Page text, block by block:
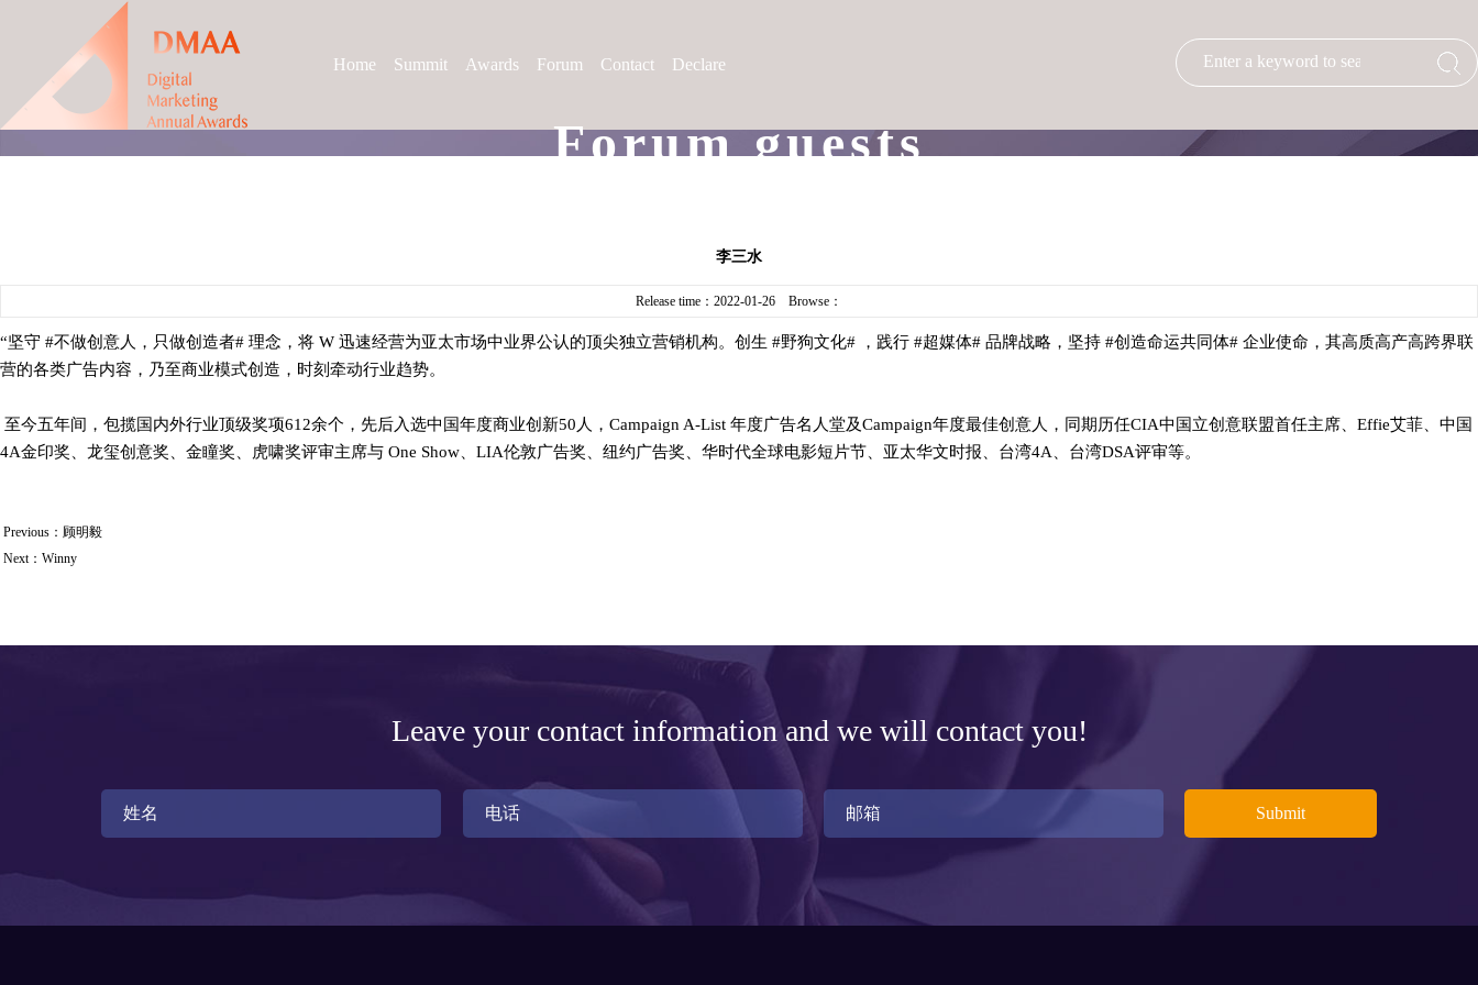
Home Summit Awards Forum Contact Declare
Forum guests
李三水
Release time：2022-01-26 Browse：
“坚守 #不做创意人，只做创造者# 理念，将 W 迅速经营为亚太市场中业界公认的顶尖独立营销机构。创生 #野狗文化# ，践行 #超媒体# 品牌战略，坚持 #创造命运共同体# 企业使命，其高质高产高跨界联
营的各类广告内容，乃至商业模式创造，时刻牵动行业趋势。
至今五年间，包揽国内外行业顶级奖项612余个，先后入选中国年度商业创新50人，Campaign A-List 年度广告名人堂及Campaign年度最佳创意人，同期历任CIA中国立创意联盟首任主席、Effie艾菲、中国
4A金印奖、龙玺创意奖、金瞳奖、虎啸奖评审主席与 One Show、LIA伦敦广告奖、纽约广告奖、华时代全球电影短片节、亚太华文时报、台湾4A、台湾DSA评审等。
Previous： 顾明毅
Next： Winny
Leave your contact information and we will contact you!
Submit